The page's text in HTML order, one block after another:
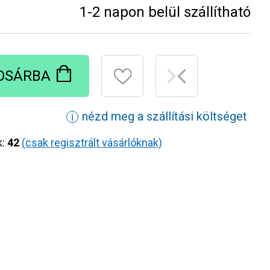
1-2 napon belül szállítható
ℹ nézd meg a szállítási költséget
42 (csak regisztrált vásárlóknak)